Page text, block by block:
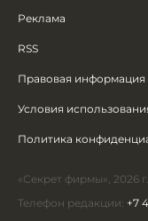
Реклама
RSS
Правовая информация
Условия
Политика
«Секрет фирмы», 2026 г.
Телефон редакции: +7